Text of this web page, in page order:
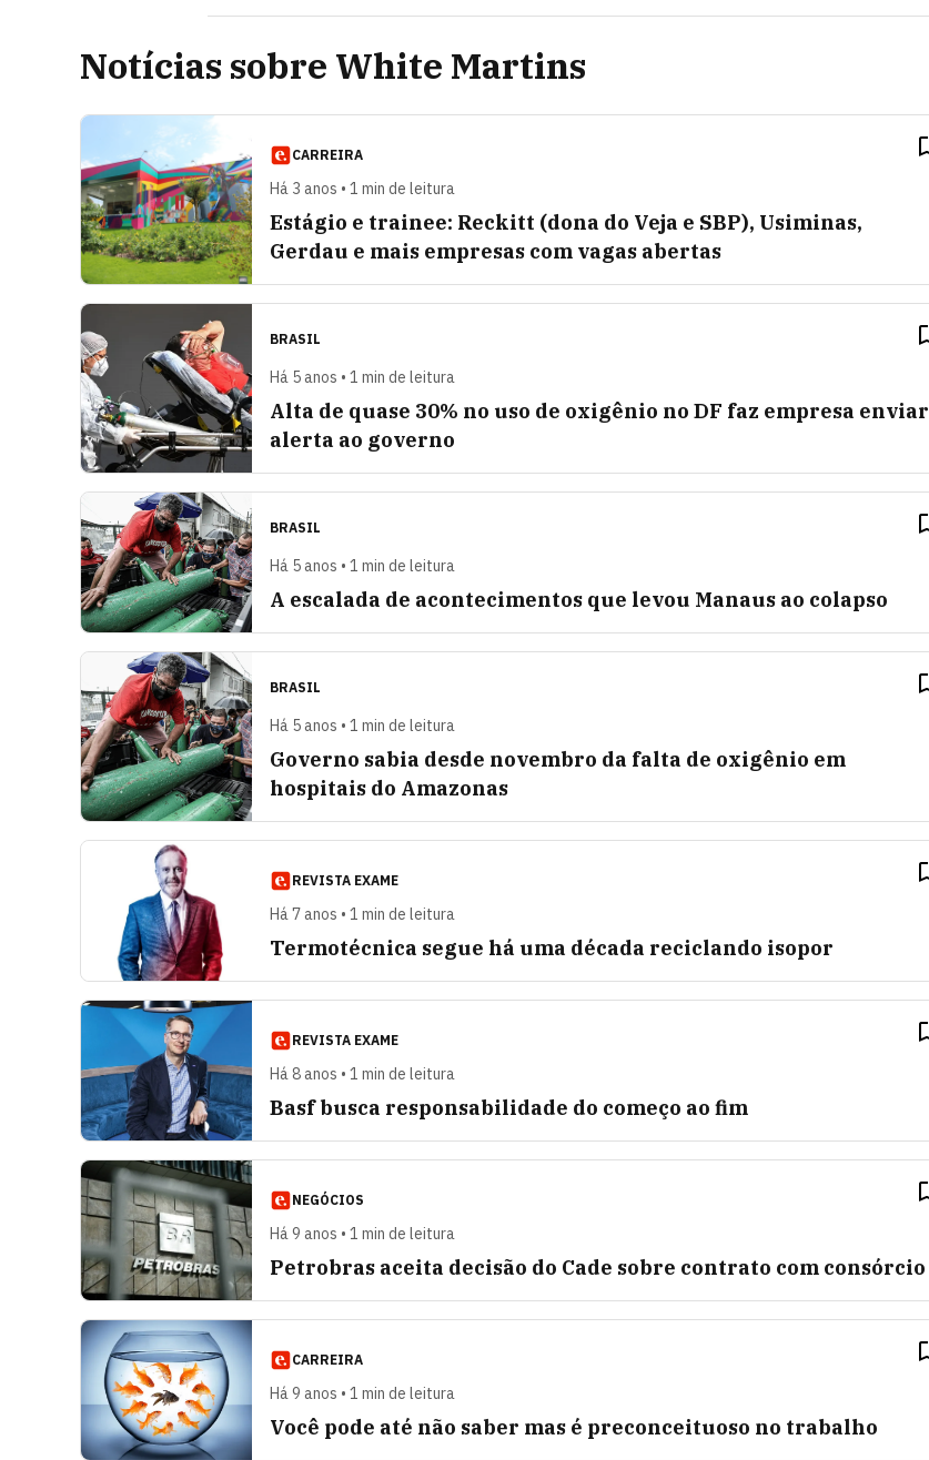
Notícias sobre White Martins
CARREIRA
Há 3 anos • 1 min de leitura
Estágio e trainee: Reckitt (dona do Veja e SBP), Usiminas,
Gerdau e mais empresas com vagas abertas
BRASIL
Há 5 anos • 1 min de leitura
Alta de quase 30% no uso de oxigênio no DF faz empresa enviar
alerta ao governo
BRASIL
Há 5 anos • 1 min de leitura
A escalada de acontecimentos que levou Manaus ao colapso
BRASIL
Há 5 anos • 1 min de leitura
Governo sabia desde novembro da falta de oxigênio em
hospitais do Amazonas
REVISTA EXAME
Há 7 anos • 1 min de leitura
Termotécnica segue há uma década reciclando isopor
REVISTA EXAME
Há 8 anos • 1 min de leitura
Basf busca responsabilidade do começo ao fim
NEGÓCIOS
Há 9 anos • 1 min de leitura
Petrobras aceita decisão do Cade sobre contrato com consórcio
CARREIRA
Há 9 anos • 1 min de leitura
Você pode até não saber mas é preconceituoso no trabalho